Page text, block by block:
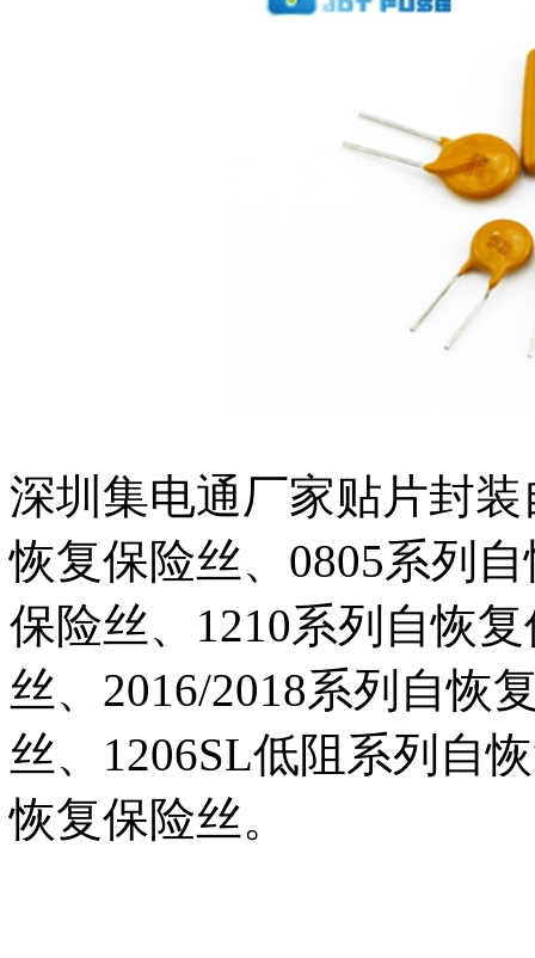
深圳集电通厂家贴片封
恢复保险丝、0805系列
保险丝、1210系列自恢
丝、2016/2018系列自恢
丝、1206SL低阻系列自
恢复保险丝。